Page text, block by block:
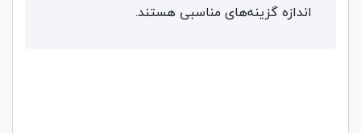
اندازه گزینه‌های مناسبی هستند.